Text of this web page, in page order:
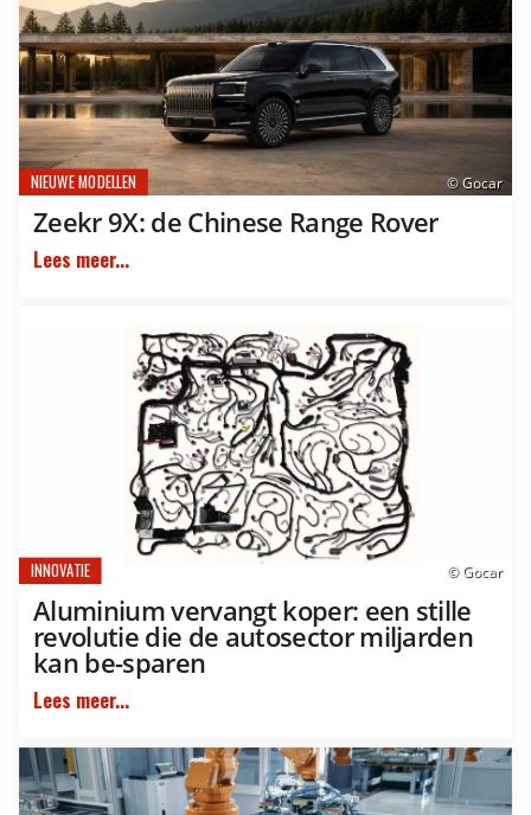
© Gocar
NIEUWE MODELLEN
Zeekr 9X: de Chinese Range Rover
Lees meer...
© Gocar
INNOVATIE
Aluminium vervangt koper: een stille
revolutie die de autosector miljarden
kan be-sparen
Lees meer...